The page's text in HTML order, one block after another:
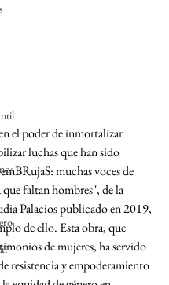
el poder de inmortalizar
luchas que han sido
muchas voces de
faltan hombres", de la
Palacios publicado en 2019,
de ello. Esta obra, que
de mujeres, ha servido
resistencia y empoderamiento